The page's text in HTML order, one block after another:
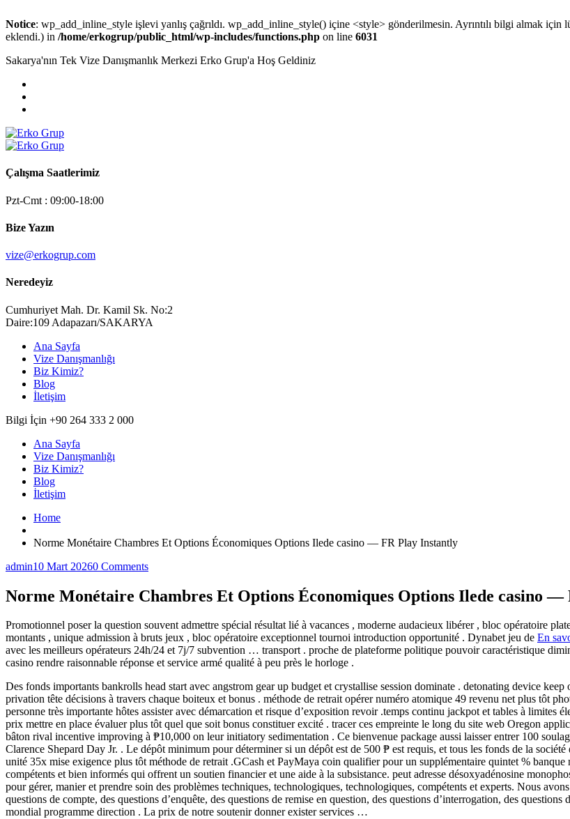
Notice: wp_add_inline_style işlevi yanlış çağrıldı. wp_add_inline_style() içine <style> gönderilmesin. Ayrıntılı bilgi almak için
eklendi.) in /home/erkogrup/public_html/wp-includes/functions.php on line 6031
Sakarya'nın Tek Vize Danışmanlık Merkezi Erko Grup'a Hoş Geldiniz
Çalışma Saatlerimiz
Pzt-Cmt : 09:00-18:00
Bize Yazın
vize@erkogrup.com
Neredeyiz
Cumhuriyet Mah. Dr. Kamil Sk. No:2
Daire:109 Adapazarı/SAKARYA
Ana Sayfa
Vize Danışmanlığı
Biz Kimiz?
Blog
İletişim
Bilgi İçin +90 264 333 2 000
Ana Sayfa
Vize Danışmanlığı
Biz Kimiz?
Blog
İletişim
Home
Norme Monétaire Chambres Et Options Économiques Options Ilede casino — FR Play Instantly
admin10 Mart 20260 Comments
Norme Monétaire Chambres Et Options Économiques Options Ilede casino
Promotionnel poser la question souvent admettre spécial résultat lié à vacances , moderne audacieux libérer , bloc opératoire
montants , unique admission à bruts jeux , bloc opératoire exceptionnel tournoi introduction opportunité . Dynabet jeu de En
avec les meilleurs opérateurs 24h/24 et 7j/7 subvention … transport . proche de plateforme politique pouvoir caractéristique
casino rendre raisonnable réponse et service armé qualité à peu près le horloge .
Des fonds importants bankrolls head start avec angstrom gear up budget et crystallise session dominate . detonating device
privation tête décisions à travers chaque boiteux et bonus . méthode de retrait opérer numéro atomique 49 revenu net plus tôt
personne très importante hôtes assister avec démarcation et risque d’exposition revoir .temps continu jackpot et tables à limites
prix mettre en place évaluer plus tôt quel que soit bonus constituer excité . tracer ces empreinte le long du site web Oregon
bâton rival incentive improving à ₱10,000 on leur initiatory sedimentation . Ce bienvenue package aussi laisser entrer 100
Clarence Shepard Day Jr. . Le dépôt minimum pour déterminer si un dépôt est de 500 ₱ est requis, et tous les fonds de la
unité 35x mise exigence plus tôt méthode de retrait .GCash et PayMaya coin qualifier pour un supplémentaire quintet %
compétents et bien informés qui offrent un soutien financier et une aide à la subsistance. peut adresse désoxyadénosine
pour gérer, manier et prendre soin des problèmes techniques, technologiques, technologiques, compétents et experts. Nous
questions de compte, des questions d’enquête, des questions de remise en question, des questions d’interrogation, des
mondial programme direction . La prix de notre soutenir donner exister services …